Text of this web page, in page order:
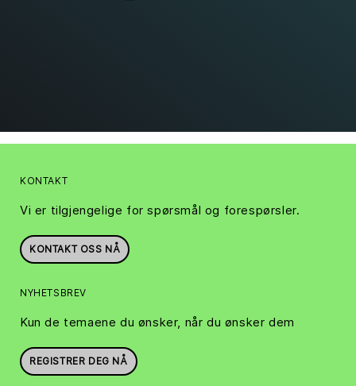
KONTAKT
Vi er tilgjengelige for spørsmål og forespørsler.
KONTAKT OSS NÅ
NYHETSBREV
Kun de temaene du ønsker, når du ønsker dem
REGISTRER DEG NÅ